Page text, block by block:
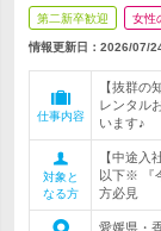
第二新卒歓迎 女性
情報更新日：2026/07/
仕事内容
【抜群の
レンタル
います♪
対象と
なる方
【中途
以下※ 『
方必見
愛媛県・